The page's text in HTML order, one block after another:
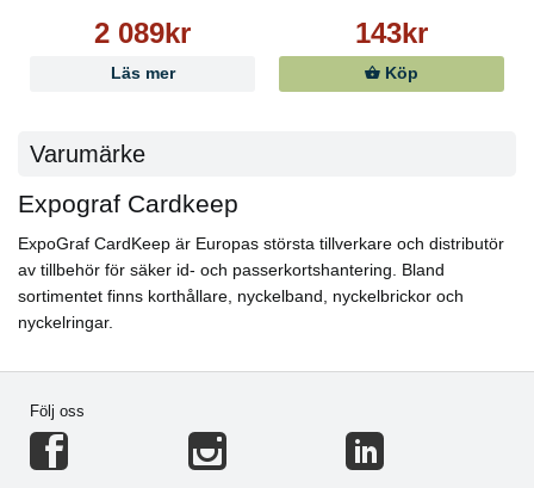
2 089kr
Läs mer
143kr
Köp
Varumärke
Expograf Cardkeep
ExpoGraf CardKeep är Europas största tillverkare och distributör
av tillbehör för säker id- och passerkortshantering. Bland
sortimentet finns korthållare, nyckelband, nyckelbrickor och
nyckelringar.
Följ oss